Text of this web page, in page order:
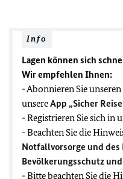
Info
Lagen können sich
Wir empfehlen Ihnen:
- Abonnieren Sie unseren
unsereApp „Sicher
- Registrieren Sie sich in
- Beachten Sie die
Notfallvorsorge und
Bevölkerungsschutz
- Bitte beachten Sie die